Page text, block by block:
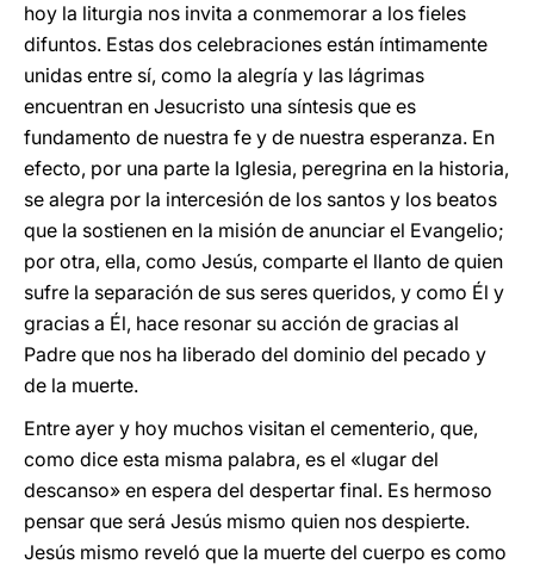
hoy la liturgia nos invita a conmemorar a los fieles
difuntos. Estas dos celebraciones están íntimamente
unidas entre sí, como la alegría y las lágrimas
encuentran en Jesucristo una síntesis que es
fundamento de nuestra fe y de nuestra esperanza. En
efecto, por una parte la Iglesia, peregrina en la historia,
se alegra por la intercesión de los santos y los beatos
que la sostienen en la misión de anunciar el Evangelio;
por otra, ella, como Jesús, comparte el llanto de quien
sufre la separación de sus seres queridos, y como Él y
gracias a Él, hace resonar su acción de gracias al
Padre que nos ha liberado del dominio del pecado y
de la muerte.
Entre ayer y hoy muchos visitan el cementerio, que,
como dice esta misma palabra, es el «lugar del
descanso» en espera del despertar final. Es hermoso
pensar que será Jesús mismo quien nos despierte.
Jesús mismo reveló que la muerte del cuerpo es como